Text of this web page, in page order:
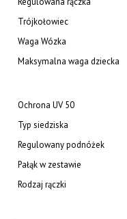
Trójkołowiec
Waga Wózka
Maksymalna waga dziecka
Ochrona UV 50
Typ siedziska
Regulowany podnóżek
Pałąk w zestawie
Rodzaj rączki